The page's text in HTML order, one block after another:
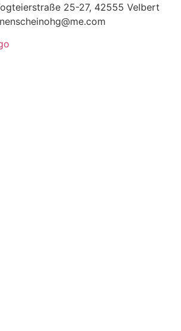
25-27, 42555 Velbert